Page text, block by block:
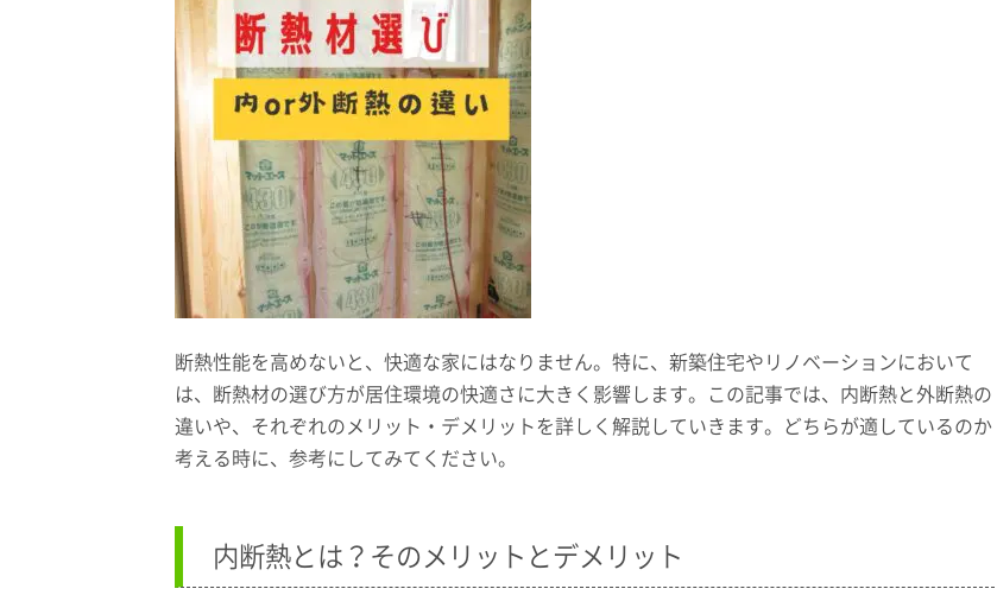
断熱性能を高めないと、快適な家にはなりません。特に、新築住宅やリノベーションにおいて
は、断熱材の選び方が居住環境の快適さに大きく影響します。この記事では、内断熱と外断熱の
違いや、それぞれのメリット・デメリットを詳しく解説していきます。どちらが適しているのか
考える時に、参考にしてみてください。
内断熱とは？そのメリットとデメリット